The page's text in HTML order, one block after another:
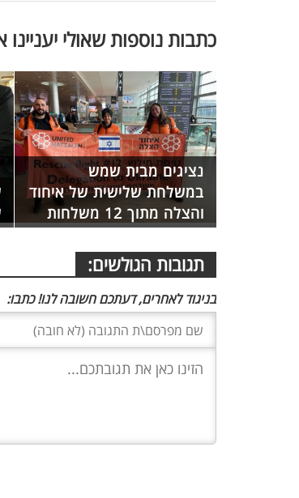
כתבות נוספות שאולי יעניינו
נציגים מבית שמש
במשלחת שלישית של איחוד
והצלה מתוך 12 משלחות
תגובות הגולשים:
בניגוד לאחרים, דעתכם חשובה לנו! כתבו: